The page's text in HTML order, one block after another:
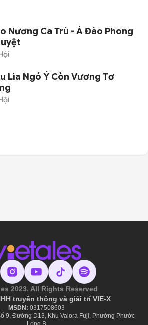
Nương Ca Trù - Ả Đào Phong
Lìa Ngó Ý Còn Vương Tơ
2023. All Rights Reserved
truyền thông và giải trí VIE-X
MSDN: ​ 0317508603
9, Đường D13, Khu Valora Fuji, Phường Phước